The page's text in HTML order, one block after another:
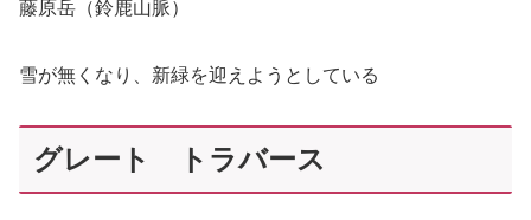
藤原岳（鈴鹿山脈）
雪が無くなり、新緑を迎えようとしている
グレート トラバース